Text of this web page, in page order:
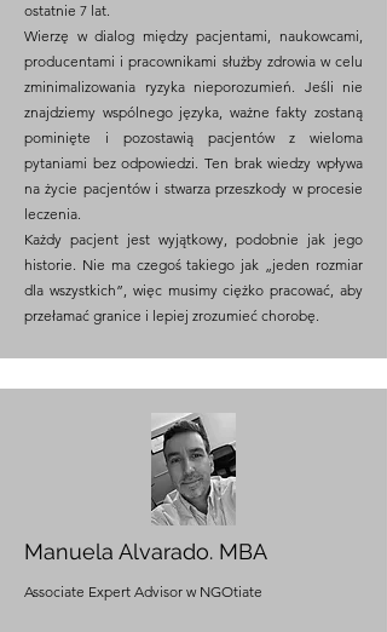
ostatnie 7 lat.
Wierzę w dialog między pacjentami, naukowcami,
producentami i pracownikami służby zdrowia w celu
zminimalizowania ryzyka nieporozumień. Jeśli nie
znajdziemy wspólnego języka, ważne fakty zostaną
pominięte i pozostawią pacjentów z wieloma
pytaniami bez odpowiedzi. Ten brak wiedzy wpływa
na życie pacjentów i stwarza przeszkody w procesie
leczenia.
Każdy pacjent jest wyjątkowy, podobnie jak jego
historie. Nie ma czegoś takiego jak „jeden rozmiar
dla wszystkich”, więc musimy ciężko pracować, aby
przełamać granice i lepiej zrozumieć chorobę.
Manuela Alvarado. MBA
Associate Expert Advisor w NGOtiate